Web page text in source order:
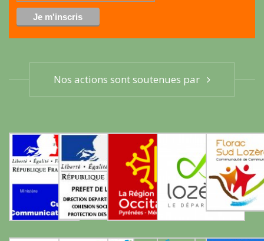
Nos actions sont soutenues par